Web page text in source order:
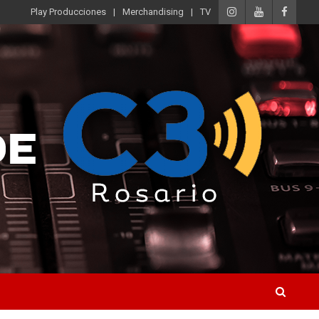
Play Producciones Merchandising TV